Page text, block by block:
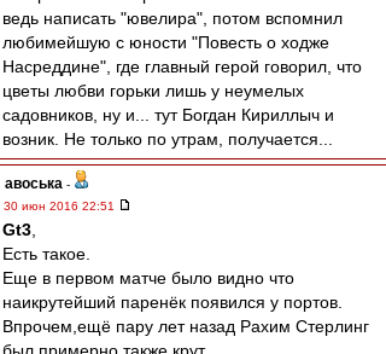
ведь написать "ювелира", потом вспомнил
любимейшую с юности "Повесть о ходже
Насреддине", где главный герой говорил, что
цветы любви горьки лишь у неумелых
садовников, ну и... тут Богдан Кириллыч и
возник. Не только по утрам, получается...
авоська -
30 июн 2016 22:51
Gt3
Есть такое.
Еще в первом матче было видно что
наикрутейший паренёк появился у портов.
Впрочем,ещё пару лет назад Рахим Стерлинг